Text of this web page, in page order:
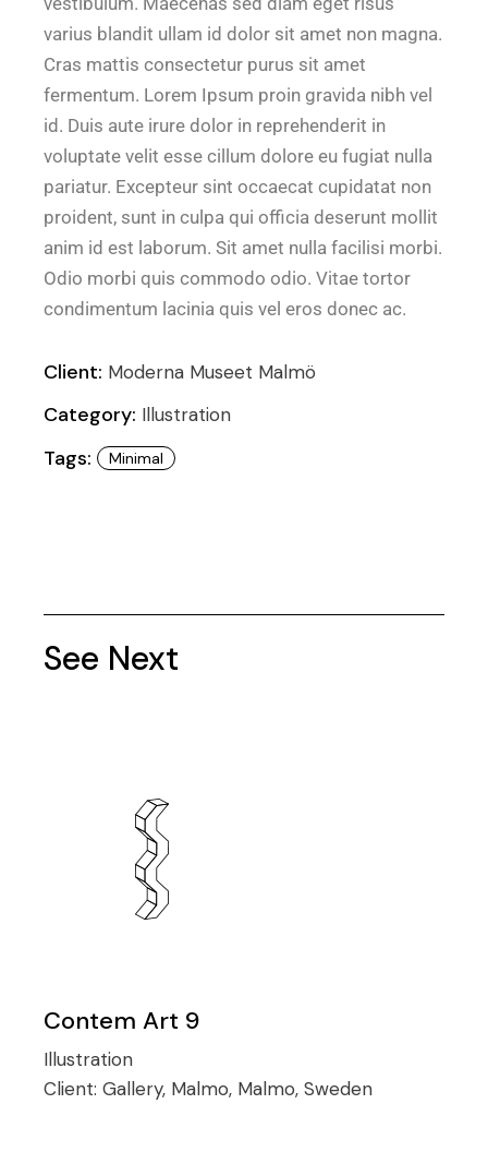
varius blandit ullam id dolor sit amet non magna.
Cras mattis consectetur purus sit amet
fermentum. Lorem Ipsum proin gravida nibh vel
id. Duis aute irure dolor in reprehenderit in
voluptate velit esse cillum dolore eu fugiat nulla
pariatur. Excepteur sint occaecat cupidatat non
proident, sunt in culpa qui officia deserunt mollit
anim id est laborum. Sit amet nulla facilisi morbi.
Odio morbi quis commodo odio. Vitae tortor
condimentum lacinia quis vel eros donec ac.
Client: Moderna Museet Malmö
Category: Illustration
Tags: Minimal
See Next
Contem Art 9
Illustration
Client:Gallery, Malmo, Malmo, Sweden